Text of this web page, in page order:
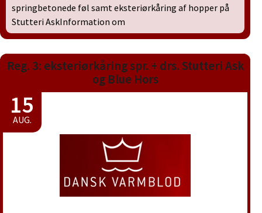
springbetonede føl samt eksteriørkåring af hopper på
Stutteri AskInformation om
Reg. 3: eksteriørkåring spr. + drs. Stutteri Ask
og Blue Hors
15
AUG.